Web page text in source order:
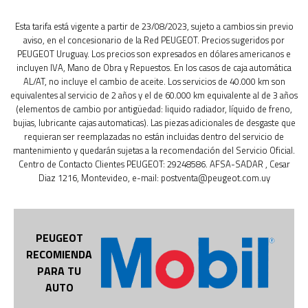
Esta tarifa está vigente a partir de 23/08/2023, sujeto a cambios sin previo
aviso, en el concesionario de la Red PEUGEOT. Precios sugeridos por
PEUGEOT Uruguay. Los precios son expresados en dólares americanos e
incluyen IVA, Mano de Obra y Repuestos. En los casos de caja automática
AL/AT, no incluye el cambio de aceite. Los servicios de 40.000 km son
equivalentes al servicio de 2 años y el de 60.000 km equivalente al de 3 años
(elementos de cambio por antigüedad: liquido radiador, líquido de freno,
bujias, lubricante cajas automaticas). Las piezas adicionales de desgaste que
requieran ser reemplazadas no están incluidas dentro del servicio de
mantenimiento y quedarán sujetas a la recomendación del Servicio Oficial.
Centro de Contacto Clientes PEUGEOT: 29248586. AFSA-SADAR , Cesar
Diaz 1216, Montevideo, e-mail: postventa@peugeot.com.uy
PEUGEOT
RECOMIENDA
PARA TU
AUTO